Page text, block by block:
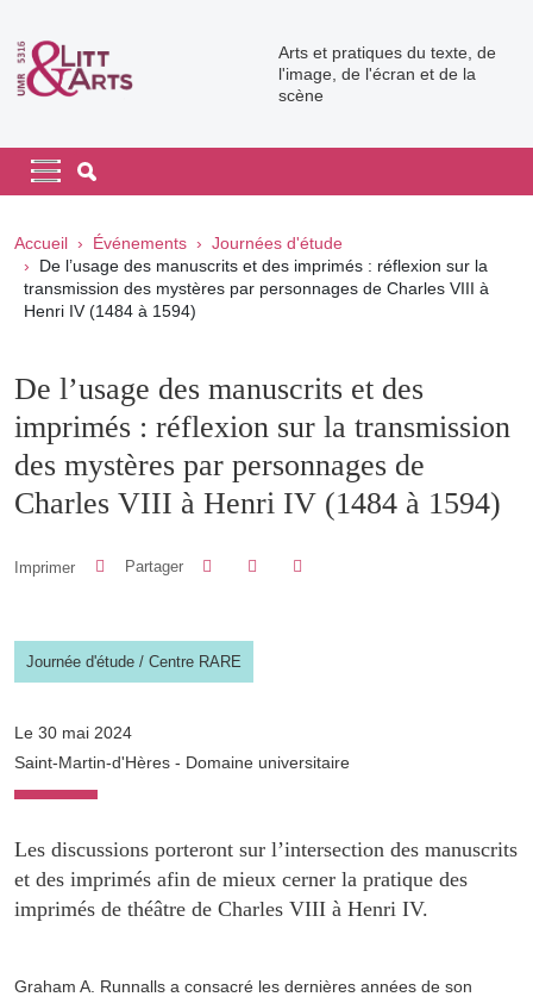
Arts et pratiques du texte, de
l'image, de l'écran et de la
scène
Navigation principale
Navigation principale mobile
Fil d'Ariane
Accueil Événements
Journées d'étude
De l’usage des manuscrits et des imprimés : réflexion sur la
transmission des mystères par personnages de Charles VIII à
Henri IV (1484 à 1594)
De l’usage des manuscrits et des
imprimés : réflexion sur la transmission
des mystères par personnages de
Charles VIII à Henri IV (1484 à 1594)
Imprimer Partager Partager sur Facebook
Partager sur LinkedIn
Journée d'étude / Centre RARE
Le 30 mai 2024
Saint-Martin-d'Hères - Domaine universitaire
Les discussions porteront sur l’intersection des manuscrits
et des imprimés afin de mieux cerner la pratique des
imprimés de théâtre de Charles VIII à Henri IV.
Graham A. Runnalls a consacré les dernières années de son